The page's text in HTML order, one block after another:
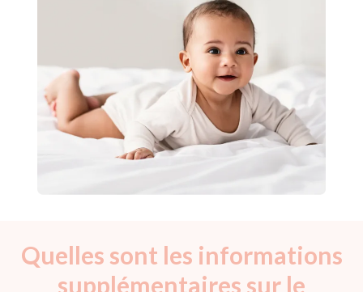
Quelles sont les informations
supplémentaires sur le